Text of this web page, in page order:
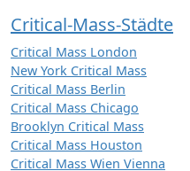
Critical-Mass-Städte
Critical Mass London
New York Critical Mass
Critical Mass Berlin
Critical Mass Chicago
Brooklyn Critical Mass
Critical Mass Houston
Critical Mass Wien Vienna